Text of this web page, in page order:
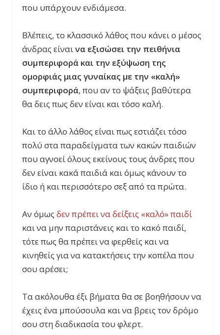
που υπάρχουν ενδιάμεσα.
Βλέπεις, το κλασσικό λάθος που κάνει ο μέσος
άνδρας είναινα εξισώσει την πειθήνια
συμπεριφορά και την εξύψωση της
ομορφιάς μιας γυναίκας με την «καλή»
συμπεριφορά, που αν το ψάξεις βαθύτερα
θα δεις πως δεν είναι και τόσο καλή.
Και το άλλο λάθος είναι πως εστιάζει τόσο
πολύ στα παραδείγματα των κακών παιδιών
που αγνοεί όλους εκείνους τους άνδρες που
δεν είναι κακά παιδιά και όμως κάνουν το
ίδιο ή και περισσότερο σεξ από τα πρώτα.
Αν όμως δεν πρέπει να δείξεις «καλό» παιδί
και να μην παριστάνεις και το κακό παιδί,
τότε πως θα πρέπει να φερθείς και να
κινηθείς για να κατακτήσεις την κοπέλα που
σου αρέσει;
Τα ακόλουθα έξι βήματα θα σε βοηθήσουν να
έχεις ένα μπούσουλα και να βρεις τον δρόμο
σου στη διαδικασία του φλερτ.